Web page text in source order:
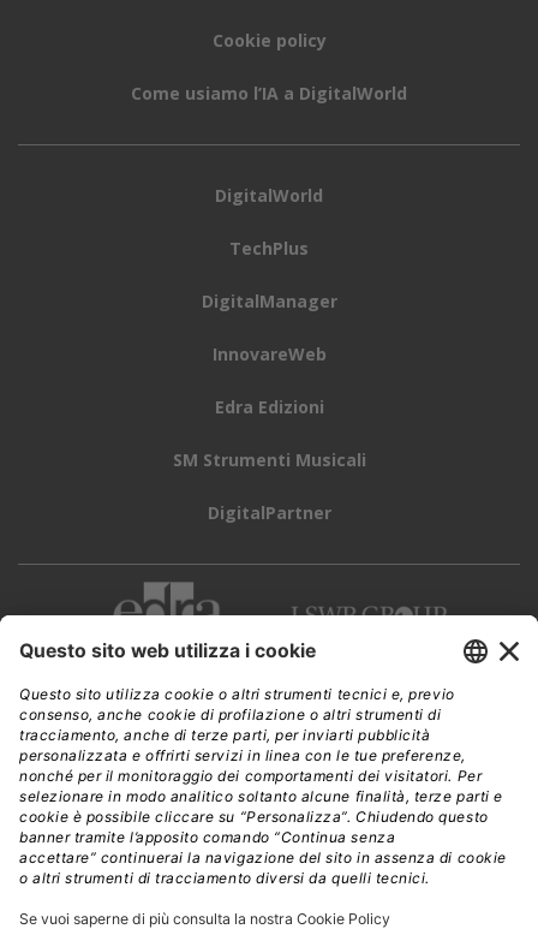
Cookie policy
Come usiamo l’IA a DigitalWorld
DigitalWorld
TechPlus
DigitalManager
InnovareWeb
Edra Edizioni
SM Strumenti Musicali
DigitalPartner
CWI è una testata giornalistica diEdra Edizioni s.r.l.
Direzione, amministrazione, redazione, pubblicità
Viale Enrico Forlanini 21 - 20134 Milano
Tel. +39 02 881841
C.F./P IVA 13002100157
www.edraedizioni.it|Privacy
Follow Us